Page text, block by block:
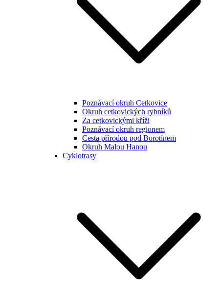
Poznávací okruh Cetkovice
Okruh cetkovických rybníků
Za cetkovickými kříži
Poznávací okruh regionem
Cesta přírodou pod Borotínem
Okruh Malou Hanou
Cyklotrasy